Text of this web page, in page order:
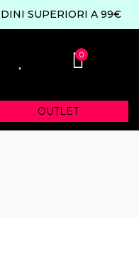
SUPERIORI A 99€
0
OUTLET